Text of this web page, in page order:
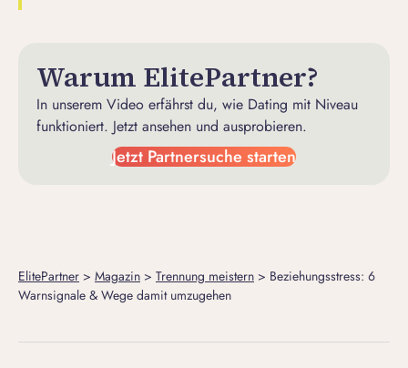
Warum ElitePartner?
In unserem Video erfährst du, wie Dating mit Niveau
funktioniert. Jetzt ansehen und ausprobieren.
Jetzt Partnersuche starten
ElitePartner > Magazin > Trennung meistern > Beziehungsstress: 6
Warnsignale & Wege damit umzugehen